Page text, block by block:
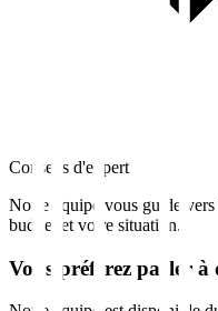
Conseils d'expert
Notre équipe vous guide
budget et votre situation.
Vous préférez parler à